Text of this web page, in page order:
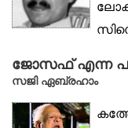
ജോസഫ് എന്ന
സജി ഏബ്രഹാം